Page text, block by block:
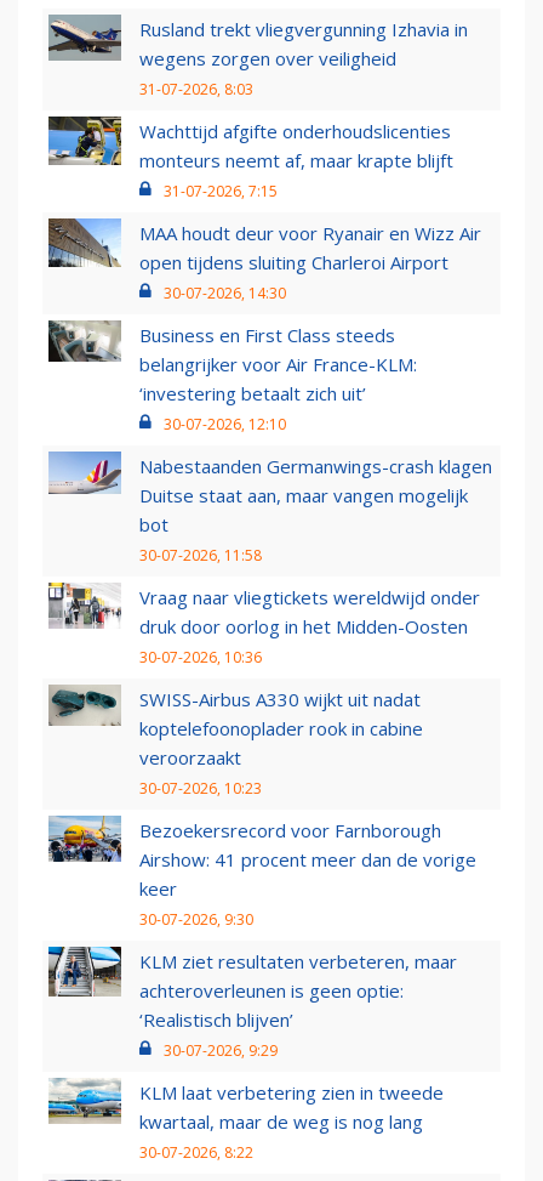
Rusland trekt vliegvergunning Izhavia in
wegens zorgen over veiligheid
31-07-2026, 8:03
Wachttijd afgifte onderhoudslicenties
monteurs neemt af, maar krapte blijft
31-07-2026, 7:15
MAA houdt deur voor Ryanair en Wizz Air
open tijdens sluiting Charleroi Airport
30-07-2026, 14:30
Business en First Class steeds
belangrijker voor Air France-KLM:
‘investering betaalt zich uit’
30-07-2026, 12:10
Nabestaanden Germanwings-crash klagen
Duitse staat aan, maar vangen mogelijk
bot
30-07-2026, 11:58
Vraag naar vliegtickets wereldwijd onder
druk door oorlog in het Midden-Oosten
30-07-2026, 10:36
SWISS-Airbus A330 wijkt uit nadat
koptelefoonoplader rook in cabine
veroorzaakt
30-07-2026, 10:23
Bezoekersrecord voor Farnborough
Airshow: 41 procent meer dan de vorige
keer
30-07-2026, 9:30
KLM ziet resultaten verbeteren, maar
achteroverleunen is geen optie:
‘Realistisch blijven’
30-07-2026, 9:29
KLM laat verbetering zien in tweede
kwartaal, maar de weg is nog lang
30-07-2026, 8:22